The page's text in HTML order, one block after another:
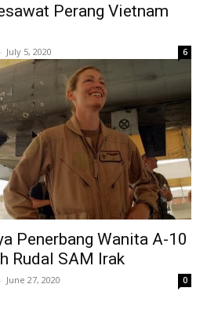
Perang Vietnam
- July 5, 2020 6
Penerbang Wanita A-10
Rudal SAM Irak
- June 27, 2020 0